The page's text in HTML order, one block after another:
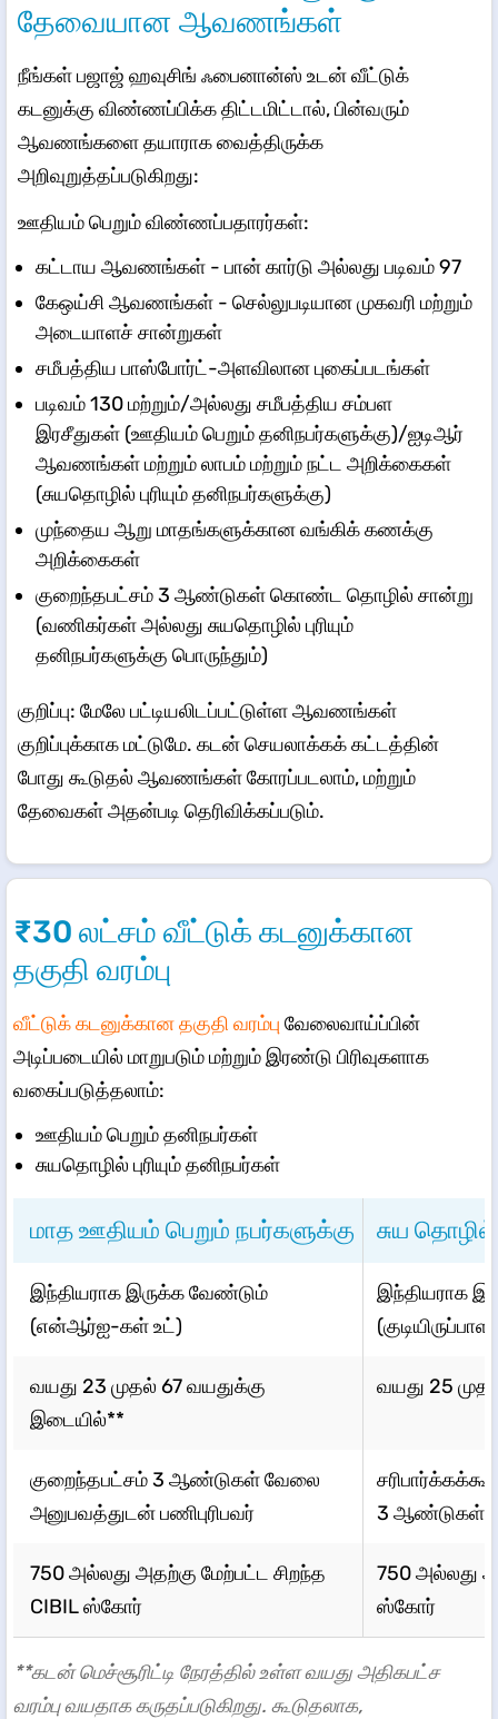
தேவையான ஆவணங்கள்
நீங்கள் பஜாஜ் ஹவுசிங் ஃபைனான்ஸ் உடன் வீட்டுக்
கடனுக்கு விண்ணப்பிக்க திட்டமிட்டால், பின்வரும்
ஆவணங்களை தயாராக வைத்திருக்க
அறிவுறுத்தப்படுகிறது:
ஊதியம் பெறும் விண்ணப்பதாரர்கள்:
கட்டாய ஆவணங்கள் - பான் கார்டு அல்லது படிவம் 97
கேஒய்சி ஆவணங்கள் - செல்லுபடியான முகவரி மற்றும்
அடையாளச் சான்றுகள்
சமீபத்திய பாஸ்போர்ட்-அளவிலான புகைப்படங்கள்
படிவம் 130 மற்றும்/அல்லது சமீபத்திய சம்பள
இரசீதுகள் (ஊதியம் பெறும் தனிநபர்களுக்கு)/ஐடிஆர்
ஆவணங்கள் மற்றும் லாபம் மற்றும் நட்ட அறிக்கைகள்
(சுயதொழில் புரியும் தனிநபர்களுக்கு)
முந்தைய ஆறு மாதங்களுக்கான வங்கிக் கணக்கு
அறிக்கைகள்
குறைந்தபட்சம் 3 ஆண்டுகள் கொண்ட தொழில் சான்று
(வணிகர்கள் அல்லது சுயதொழில் புரியும்
தனிநபர்களுக்கு பொருந்தும்)
குறிப்பு: மேலே பட்டியலிடப்பட்டுள்ள ஆவணங்கள்
குறிப்புக்காக மட்டுமே. கடன் செயலாக்கக் கட்டத்தின்
போது கூடுதல் ஆவணங்கள் கோரப்படலாம், மற்றும்
தேவைகள் அதன்படி தெரிவிக்கப்படும்.
₹30 லட்சம் வீட்டுக் கடனுக்கான
தகுதி வரம்பு
வீட்டுக் கடனுக்கான தகுதி வரம்பு வேலைவாய்ப்பின்
அடிப்படையில் மாறுபடும் மற்றும் இரண்டு பிரிவுகளாக
வகைப்படுத்தலாம்:
ஊதியம் பெறும் தனிநபர்கள்
சுயதொழில் புரியும் தனிநபர்கள்
மாத ஊதியம் பெறும் நபர்களுக்கு சுய தொழில்
இந்தியராக இருக்க வேண்டும்
(என்ஆர்ஐ-கள் உட்)
இந்தியராக
வயது 23 முதல் 67 வயதுக்கு
இடையில்**
வயது 25
குறைந்தபட்சம் 3 ஆண்டுகள் வேலை
அனுபவத்துடன் பணிபுரிபவர்
3 ஆண்டுகள்
750 அல்லது அதற்கு மேற்பட்ட சிறந்த
CIBIL ஸ்கோர்
750 அல்லது
ஸ்கோர்
**கடன் மெச்சூரிட்டி நேரத்தில் உள்ள வயது அதிகபட்ச
வரம்பு வயதாக கருதப்படுகிறது. கூடுதலாக,